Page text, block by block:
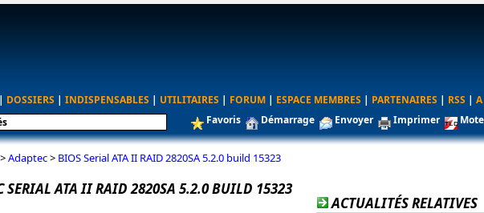
| DOSSIERS | INDISPENSABLES | UTILITAIRES | FORUM | ESPACE MEMBRES | PARTENAIRES | RSS |
Favoris Démarrage Envoyer Imprimer
>Adaptec> BIOS Serial ATA II RAID 2820SA 5.2.0 build 15323
SERIAL ATA II RAID 2820SA 5.2.0 BUILD 15323
ACTUALITÉS RELATIVES